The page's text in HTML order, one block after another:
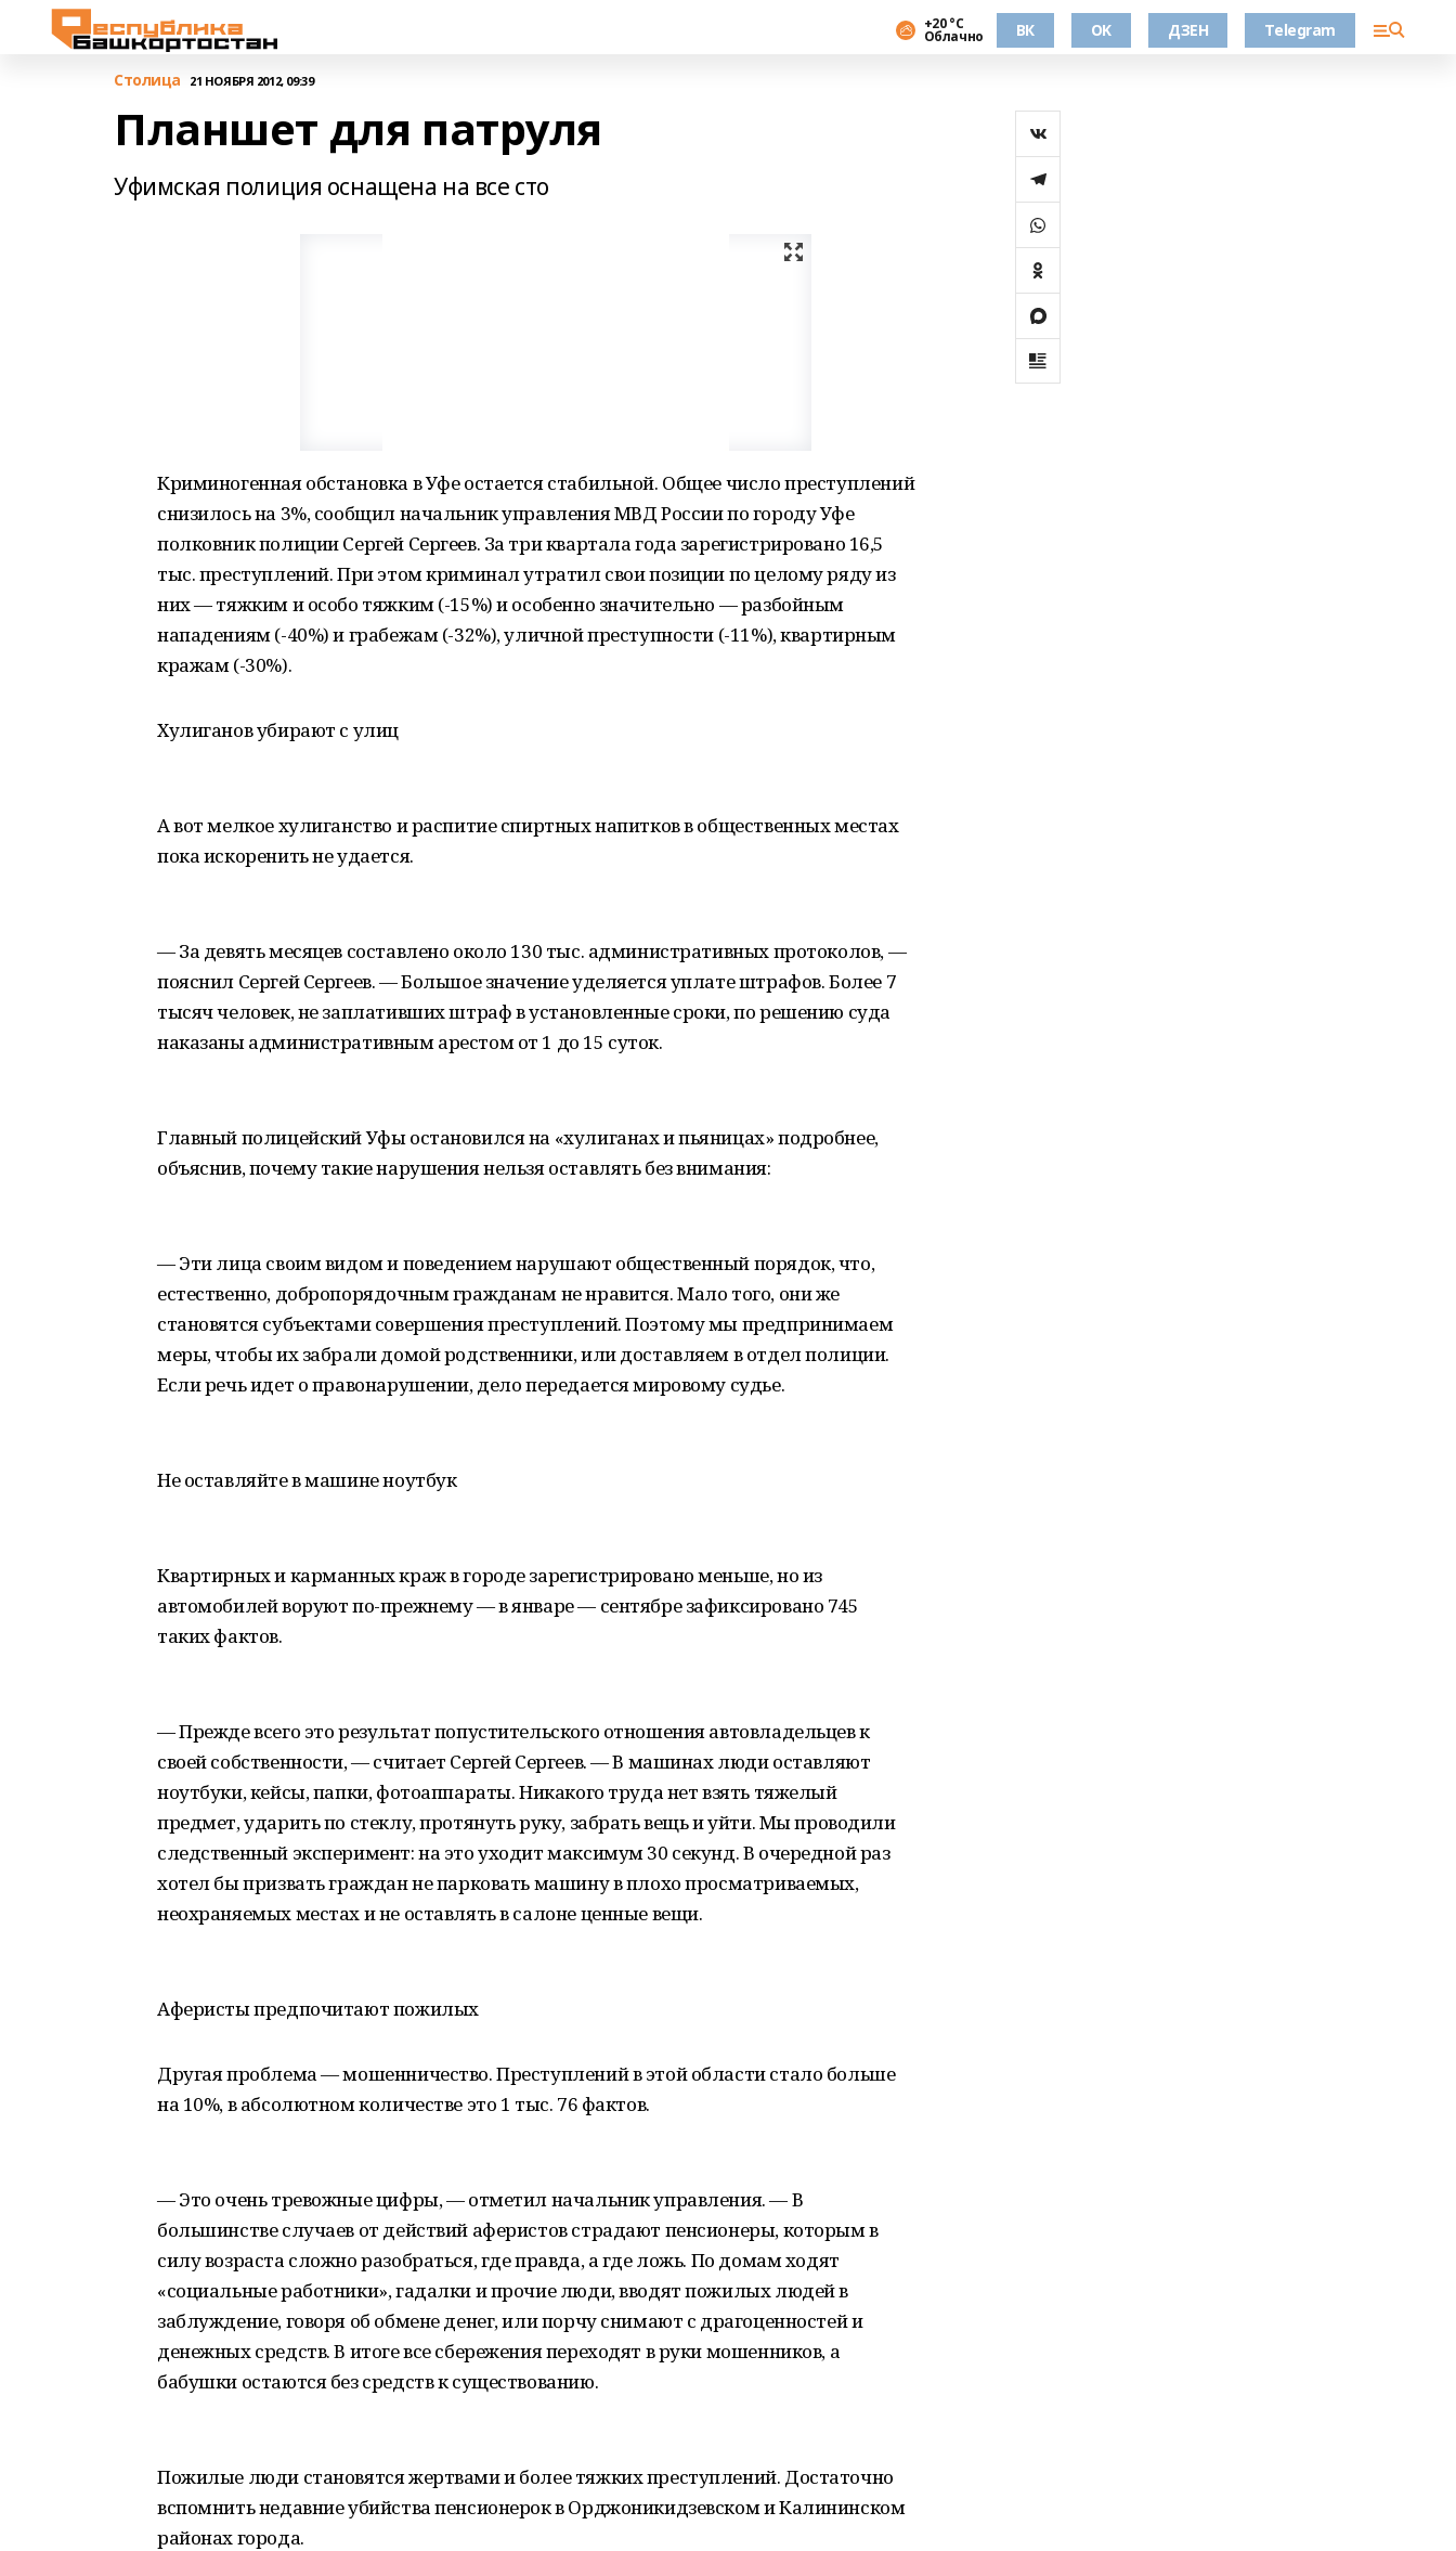
+20 °С
Облачно ВК OK ДЗЕН Telegram
Столица 21 НОЯБРЯ 2012, 09:39
Планшет для патруля
Уфимская полиция оснащена на все сто
Криминогенная обстановка в Уфе остается стабильной. Общее число преступлений
снизилось на 3%, сообщил начальник управления МВД России по городу Уфе
полковник полиции Сергей Сергеев. За три квартала года зарегистрировано 16,5
тыс. преступлений. При этом криминал утратил свои позиции по целому ряду из
них — тяжким и особо тяжким (-15%) и особенно значительно — разбойным
нападениям (-40%) и грабежам (-32%), уличной преступности (-11%), квартирным
кражам (-30%).
Хулиганов убирают с улиц
А вот мелкое хулиганство и распитие спиртных напитков в общественных местах
пока искоренить не удается.
— За девять месяцев составлено около 130 тыс. административных протоколов, —
пояснил Сергей Сергеев. — Большое значение уделяется уплате штрафов. Более 7
тысяч человек, не заплативших штраф в установленные сроки, по решению суда
наказаны административным арестом от 1 до 15 суток.
Главный полицейский Уфы остановился на «хулиганах и пьяницах» подробнее,
объяснив, почему такие нарушения нельзя оставлять без внимания:
— Эти лица своим видом и поведением нарушают общественный порядок, что,
естественно, добропорядочным гражданам не нравится. Мало того, они же
становятся субъектами совершения преступлений. Поэтому мы предпринимаем
меры, чтобы их забрали домой родственники, или доставляем в отдел полиции.
Если речь идет о правонарушении, дело передается мировому судье.
Не оставляйте в машине ноутбук
Квартирных и карманных краж в городе зарегистрировано меньше, но из
автомобилей воруют по-прежнему — в январе — сентябре зафиксировано 745
таких фактов.
— Прежде всего это результат попустительского отношения автовладельцев к
своей собственности, — считает Сергей Сергеев. — В машинах люди оставляют
ноутбуки, кейсы, папки, фотоаппараты. Никакого труда нет взять тяжелый
предмет, ударить по стеклу, протянуть руку, забрать вещь и уйти. Мы проводили
следственный эксперимент: на это уходит максимум 30 секунд. В очередной раз
хотел бы призвать граждан не парковать машину в плохо просматриваемых,
неохраняемых местах и не оставлять в салоне ценные вещи.
Аферисты предпочитают пожилых
Другая проблема — мошенничество. Преступлений в этой области стало больше
на 10%, в абсолютном количестве это 1 тыс. 76 фактов.
— Это очень тревожные цифры, — отметил начальник управления. — В
большинстве случаев от действий аферистов страдают пенсионеры, которым в
силу возраста сложно разобраться, где правда, а где ложь. По домам ходят
«социальные работники», гадалки и прочие люди, вводят пожилых людей в
заблуждение, говоря об обмене денег, или порчу снимают с драгоценностей и
денежных средств. В итоге все сбережения переходят в руки мошенников, а
бабушки остаются без средств к существованию.
Пожилые люди становятся жертвами и более тяжких преступлений. Достаточно
вспомнить недавние убийства пенсионерок в Орджоникидзевском и Калининском
районах города.